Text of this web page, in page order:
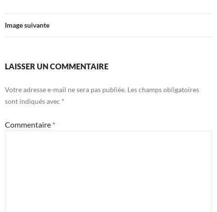
Image suivante
LAISSER UN COMMENTAIRE
Votre adresse e-mail ne sera pas publiée. Les champs obligatoires
sont indiqués avec *
Commentaire *